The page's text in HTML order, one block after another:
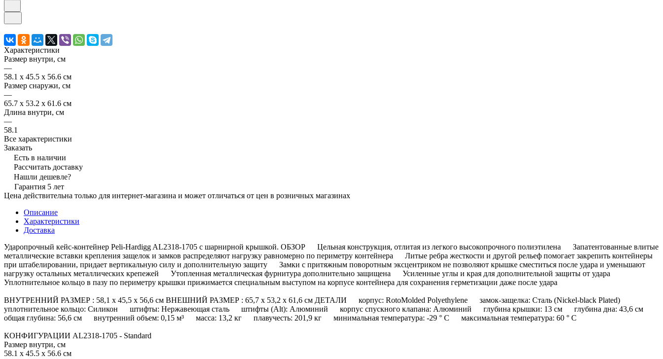
Характеристики
Размер внутри, см
—
58.1 x 45.5 x 56.6 см
Размер снаружи, см
—
65.7 x 53.2 x 61.6 см
Длина внутри, см
—
58.1
Все характеристики
Заказать
Есть в наличии
Рассчитать доставку
Нашли дешевле?
Гарантия 5 лет
Цена действительна только для интернет-магазина и может отличаться от цен в розничных магазинах
Описание
Характеристики
Доставка
Ударопрочный кейс-контейнер Peli-Hardigg AL2318-1705 с шарнирной крышкой. ОБЗОР Цельная конструкция, отлитая из легкого высокопрочного полиэтилена Запатентованные влитые
металлические вставки крепления защелок и замков распределяют нагрузку равномерно по периметру контейнера Литые ребра жесткости и другой рельеф помогает закрепить контейнеры
при штабелировании, придает вертикальную силу и дополнительную защиту Замки с притяжным поворотным эксцентриком не позволяют крышке сместиться после удара и уменьшают
нагрузку остальных металлических крепежей Утопленная металлическая фурнитура дополнительно защищена Усиленные углы и края для дополнительной защиты от удара
Уплотнительное кольцо в пазу по периметру крышки прижимается специальным выступом на корпусе контейнера для сохранения герметизации даже после удара
ВНУТРЕННИЙ РАЗМЕР : 58,1 x 45,5 x 56,6 см ВНЕШНИЙ РАЗМЕР : 65,7 x 53,2 x 61,6 см ДЕТАЛИ корпус: RotoMolded Polyethylene замок-защелка: Сталь (Nickel-black Plated)
уплотнительное кольцо: Силикон штифты: Нержавеющая сталь штифты (Alt): Алюминий корпус спускного клапана: Алюминий глубина крышки: 13 см глубина дна: 43,6 см
общая глубина: 56,6 см внутренний объем: 0,15 м³ масса: 13,2 кг плавучесть: 201,9 кг минимальная температура: -29 ° C максимальная температура: 60 ° C
КОНФИГУРАЦИИ AL2318-1705 - Standard
Размер внутри, см
58.1 x 45.5 x 56.6 см